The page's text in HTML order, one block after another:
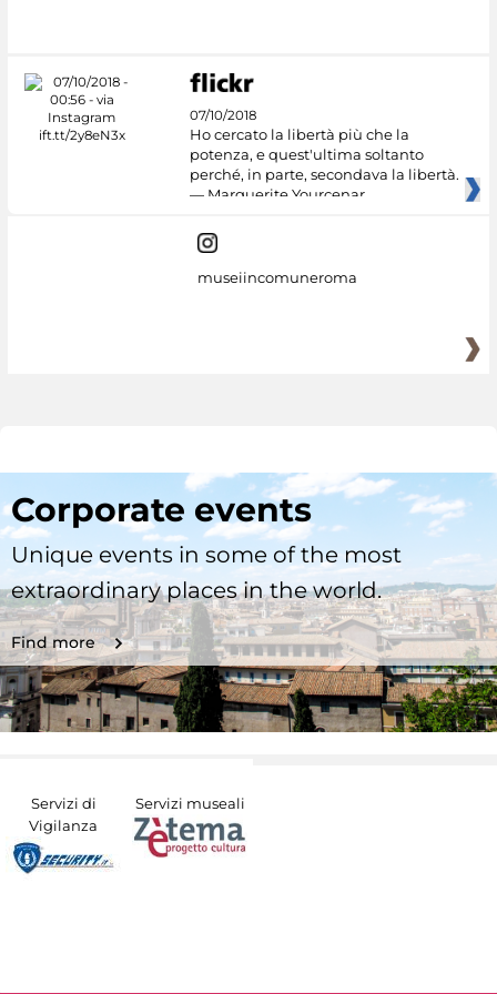
07/10/2018
Ho cercato la libertà più che la
potenza, e quest'ultima soltanto
perché, in parte, secondava la libertà.
— Marguerite Yourcenar
museiincomuneroma
Corporate events
Unique events in some of the most
extraordinary places in the world.
Find more
Servizi di
Vigilanza
Servizi museali